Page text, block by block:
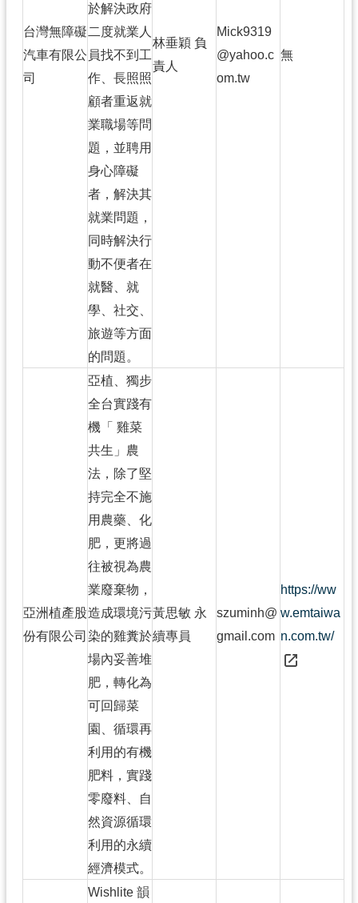
台灣無障礙
汽車有限公
司
於解決政府
二度就業人
員找不到工
作、長照照
顧者重返就
業職場等問
題，並聘用
身心障礙
者，解決其
就業問題，
同時解決行
動不便者在
就醫、就
學、社交、
旅遊等方面
的問題。
林垂穎 負
責人
Mick9319
@yahoo.c
om.tw
無
亞洲植產股
份有限公司
亞植、獨步
全台實踐有
機「 雞菜
共生」農
法，除了堅
持完全不施
用農藥、化
肥，更將過
往被視為農
業廢棄物，
造成環境污
染的雞糞於
場內妥善堆
肥，轉化為
可回歸菜
園、循環再
利用的有機
肥料，實踐
零廢料、自
然資源循環
利用的永續
經濟模式。
黃思敏 永
續專員
szuminh@
gmail.com
https://ww
w.emtaiwa
n.com.tw/
Wishlite 韻